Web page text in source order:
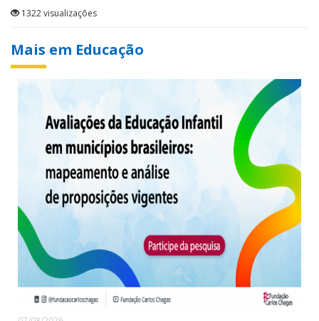
1322 visualizações
Mais em Educação